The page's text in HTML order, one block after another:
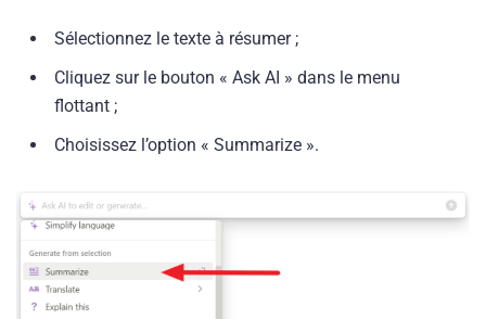
Sélectionnez le texte à résumer ;
Cliquez sur le bouton « Ask AI » dans le menu
flottant ;
Choisissez l’option « Summarize ».